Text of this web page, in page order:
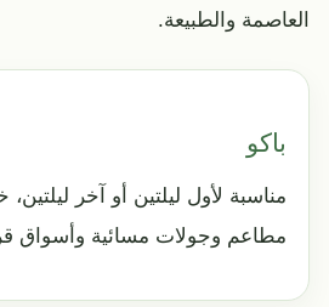
العاصمة والطبيعة.
باكو
مناسبة لأول ليلتين أو آخر
مطاعم وجولات مسائية وأسواق